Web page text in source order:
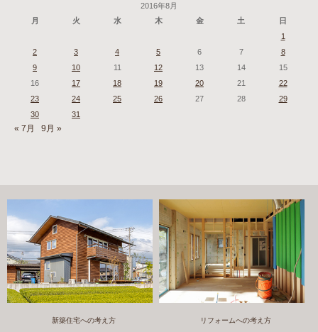
2016年8月
月
火 水 木 金 土
日
1
2
3 4 5 6 7
8
9
10 11 12 13 14
15
16
17 18 19 20 21
22
23
24 25 26 27 28
29
30
31
« 7月 9月 »
新築住宅への考え方 リフォームへの考え方